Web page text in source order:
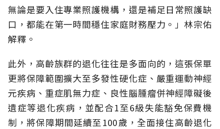
無論是要入住專業照護機構，還是補足日常照護缺
口，都能在第一時間穩住家庭財務壓力。」林宗佑
解釋。
此外，高齡族群的退化往往是多面向的，這張保單
更將保障範圍擴大至多發性硬化症、嚴重運動神經
元疾病、重症肌無力症、良性腦腫瘤併神經障礙後
遺症等退化疾病，並配合1至6級失能豁免保費機
制，將保障期間延續至100歲，全面接住高齡退化